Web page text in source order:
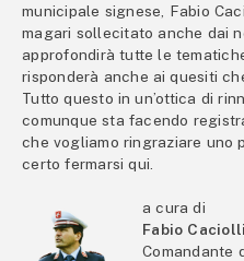
municipale signese, Fabio
magari sollecitato anche dai
approfondirà tutte le
risponderà anche ai quesiti
Tutto questo in un’ottica di
comunque sta facendo
che vogliamo ringraziare uno
certo fermarsi qui.
a cura di
Fabio Caciolli
Comandante